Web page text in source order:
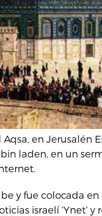
en Jerusalén
laden, en un
y fue colocada
israelí ‘Ynet’ y